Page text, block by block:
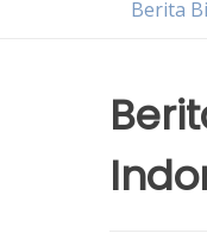
Berita